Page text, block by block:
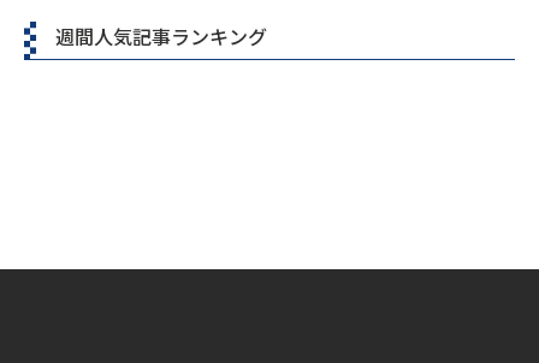
週間人気記事ランキング